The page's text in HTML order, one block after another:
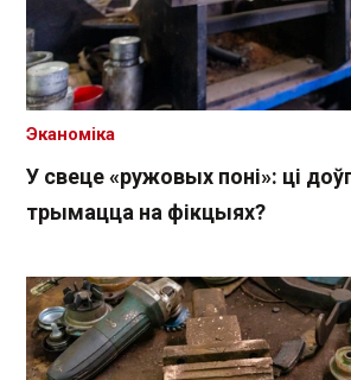
У свеце «ружовых поні»: ці
трымацца на фікцыях?
Эканоміка